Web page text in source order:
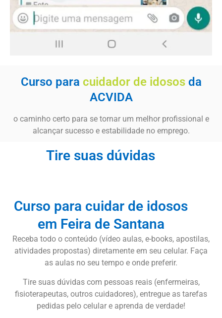
Curso para cuidador de idosos da
ACVIDA
o caminho certo para se tornar um melhor profissional e
alcançar sucesso e estabilidade no emprego.
Tire suas dúvidas
Curso para cuidar de idosos
em Feira de Santana
Receba todo o conteúdo (vídeo aulas, e-books, apostilas,
atividades propostas) diretamente em seu celular. Faça
as aulas no seu tempo e onde preferir.
Tire suas dúvidas com pessoas reais (enfermeiras,
fisioterapeutas, outros cuidadores), entregue as tarefas
pedidas pelo celular e aprenda de verdade!